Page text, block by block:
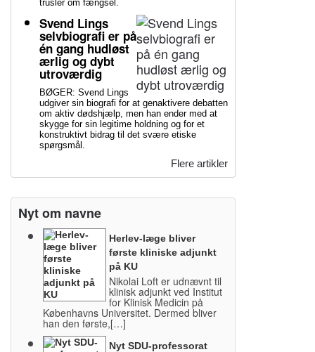
trusler om fængsel.
Svend Lings
selvbiografi er på
én gang hudløst
ærlig og dybt
utroværdig
BØGER: Svend Lings
udgiver sin biografi for at genaktivere debatten
om aktiv dødshjælp, men han ender med at
skygge for sin legitime holdning og for et
konstruktivt bidrag til det svære etiske
spørgsmål.
Flere artikler
Nyt om navne
Herlev-læge bliver
første kliniske adjunkt
på KU
Nikolai Loft er udnævnt til
klinisk adjunkt ved Institut
for Klinisk Medicin på
Københavns Universitet. Dermed bliver
han den første,[…]
Nyt SDU-professorat